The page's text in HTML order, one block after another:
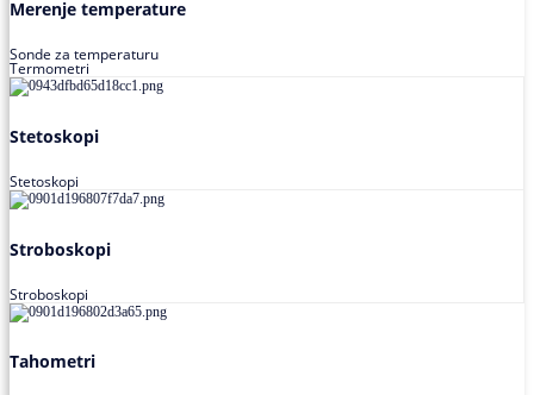
Merenje temperature
Sonde za temperaturu
Termometri
Stetoskopi
Stetoskopi
Stroboskopi
Stroboskopi
Tahometri